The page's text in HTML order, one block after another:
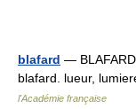
blafard —
blafard. lueur,
l'Académie française